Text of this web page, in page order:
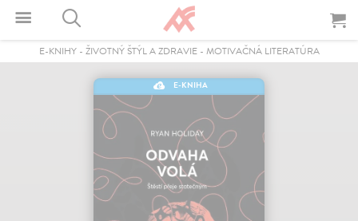
E-KNIHY- ŽIVOTNÝ ŠTÝL A ZDRAVIE- MOTIVAČNÁ LITERATÚRA
E-KNIHA